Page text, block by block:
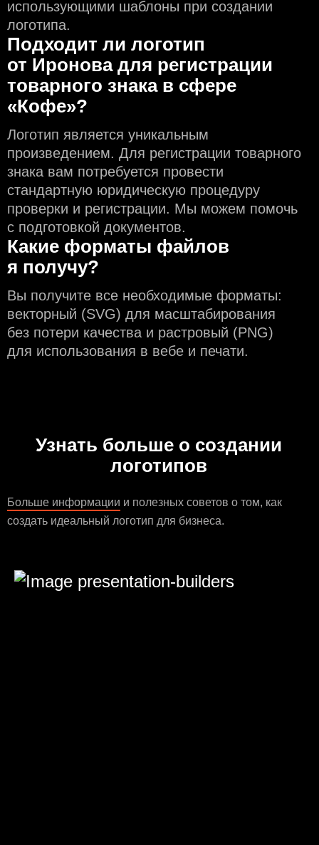
использующими шаблоны при создании
логотипа.
Подходит ли логотип
от Иронова для регистрации
товарного знака в сфере
«Кофе»?
Логотип является уникальным
произведением. Для регистрации товарного
знака вам потребуется провести
стандартную юридическую процедуру
проверки и регистрации. Мы можем помочь
с подготовкой документов.
Какие форматы файлов
я получу?
Вы получите все необходимые форматы:
векторный (SVG) для масштабирования
без потери качества и растровый (PNG)
для использования в вебе и печати.
Узнать больше о создании
логотипов
Больше информации и полезных советов о том, как
создать идеальный логотип для бизнеса.